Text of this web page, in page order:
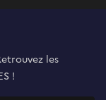
les
!